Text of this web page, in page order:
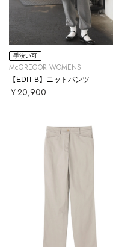
手洗い可
McGREGOR WOMENS
【EDIT-B】ニットパンツ
￥20,900